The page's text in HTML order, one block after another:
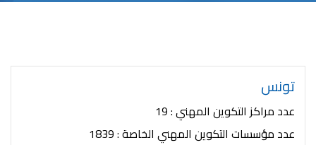
تونس
عدد مراكز التكوين المهني : 19
عدد مؤسسات التكوين المهني الخاصة : 1839